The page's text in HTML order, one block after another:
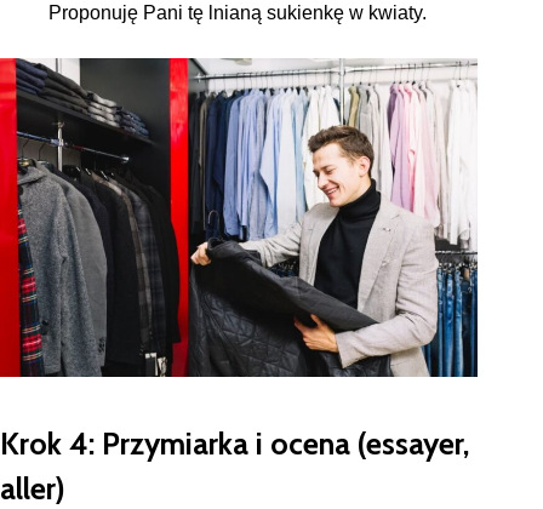
Proponuję Pani tę lnianą sukienkę w kwiaty.
Krok 4: Przymiarka i ocena (essayer,
aller)